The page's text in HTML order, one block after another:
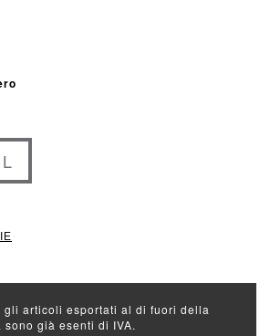
L
gli articoli esportati al di fuori della
sono già esenti di IVA.